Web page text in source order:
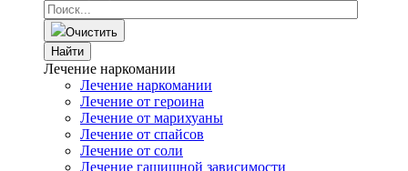
Очистить
Найти
Лечение наркомании
Лечение наркомании
Лечение от героина
Лечение от марихуаны
Лечение от спайсов
Лечение от соли
Лечение гашишной зависимости